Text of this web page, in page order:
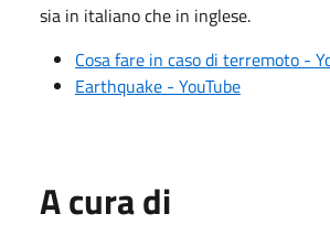
sia in italiano che in inglese.
Cosa fare in caso di terremoto -
Earthquake - YouTube
A cura di